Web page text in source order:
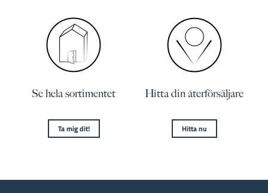
Se hela sortimentet
Ta mig dit!
Hitta din återförsäljare
Hitta nu